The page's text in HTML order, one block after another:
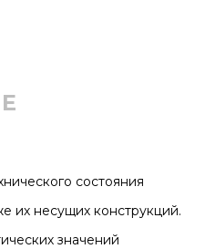
состояния
их несущих конструкций.
значений